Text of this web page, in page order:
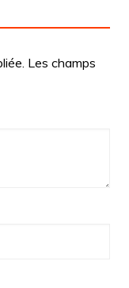
Les champs